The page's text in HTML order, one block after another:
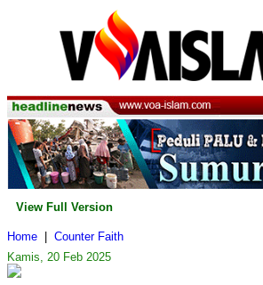
View Full Version
Home
Counter Faith
Kamis, 20 Feb 2025